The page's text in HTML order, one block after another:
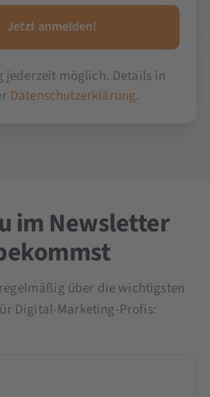
jederzeit möglich. Details in
Datenschutzerklärung.
im Newsletter
über die wichtigsten
Digital-Marketing-Profis: